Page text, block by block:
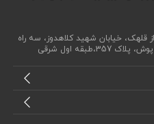
از قلهک، خیابان شهید کلاهدوز، سه راه
اول شرقی